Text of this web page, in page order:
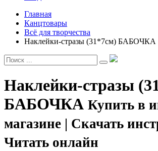
Главная
Канцтовары
Всё для творчества
Наклейки-стразы (31*7cм) БАБОЧКА
Наклейки-стразы
БАБОЧКА Купить в
магазине | Скачать
Читать онлайн